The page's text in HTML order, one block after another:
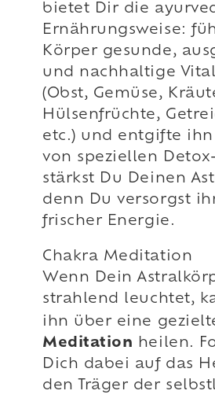
bietet Dir die
Ernährungsweise:
Körper gesunde,
und nachhaltige
(Obst, Gemüse,
Hülsenfrüchte,
etc.) und entgifte
von speziellen
stärkst Du Deinen
denn Du versorgst
frischer Energie.
Chakra Meditation
Wenn Dein
strahlend leuchtet,
ihn über eine
Meditation heilen.
Dich dabei auf das
den Träger der